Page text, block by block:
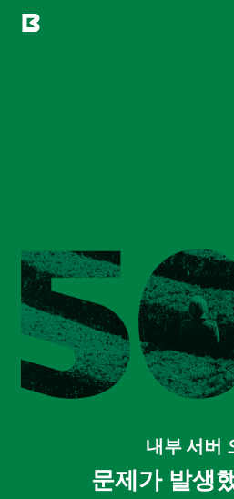
내부 서버
문제가 발생